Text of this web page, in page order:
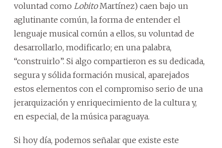
voluntad como LobitoMartínez) caen bajo un
aglutinante común, la forma de entender el
lenguaje musical común a ellos, su voluntad de
desarrollarlo, modificarlo; en una palabra,
“construirlo”. Si algo compartieron es su dedicada,
segura y sólida formación musical, aparejados
estos elementos con el compromiso serio de una
jerarquización y enriquecimiento de la cultura y,
en especial, de la música paraguaya.
Si hoy día, podemos señalar que existe este